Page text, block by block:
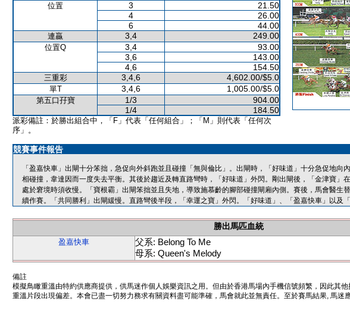
位置 3
21.50
4
26.00
6
44.00
連贏 3,4 249.00
位置Q 3,4
93.00
3,6
143.00
4,6
154.50
三重彩 3,4,6 4,602.00/$5.0
單T 3,4,6 1,005.00/$5.0
第五口孖寶 1/3
904.00
1/4
184.50
派彩備註：於勝出組合中，「F」代表「任何組合」；「M」則代表「任何次
序」。
競賽事件報告
「盈嘉快車」出閘十分笨拙，急促向外斜跑並且碰撞「無與倫比」。出閘時，「好味道」十分急促地向
相碰撞，韋達因而一度失去平衡。其後於趨近及轉直路彎時，「好味道」外閃。剛出閘後，「金津寶」
處於窘境時須收慢。「寶根霸」出閘笨拙並且失地，導致施慕齡的腳部碰撞閘廂內側。賽後，馬會醫生
續作賽。「共同勝利」出閘緩慢。直路彎後半段，「幸運之寶」外閃。「好味道」、「盈嘉快車」以及
勝出馬匹血統
盈嘉快車
父系: Belong To Me
母系: Queen's Melody
備註
模擬鳥瞰重溫由特約供應商提供，供馬迷作個人娛樂資訊之用。但由於香港馬場內手機信號頻繁，因此其
重溫片段出現偏差。本會已盡一切努力務求有關資料盡可能準確，馬會就此並無責任。至於賽馬結果, 馬迷